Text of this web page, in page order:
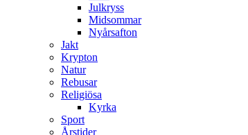
Julkryss
Midsommar
Nyårsafton
Jakt
Krypton
Natur
Rebusar
Religiösa
Kyrka
Sport
Årstider